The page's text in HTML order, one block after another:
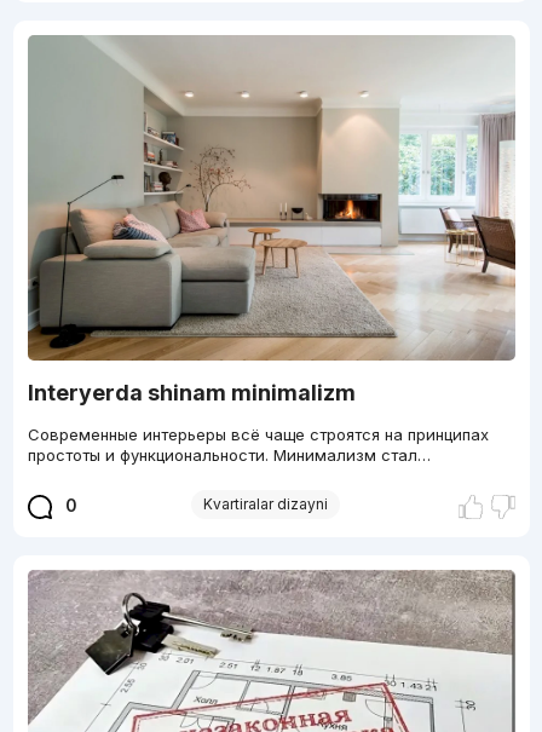
Interyerda shinam minimalizm
Современные интерьеры всё чаще строятся на принципах
простоты и функциональности. Минимализм стал…
0 Kvartiralar dizayni